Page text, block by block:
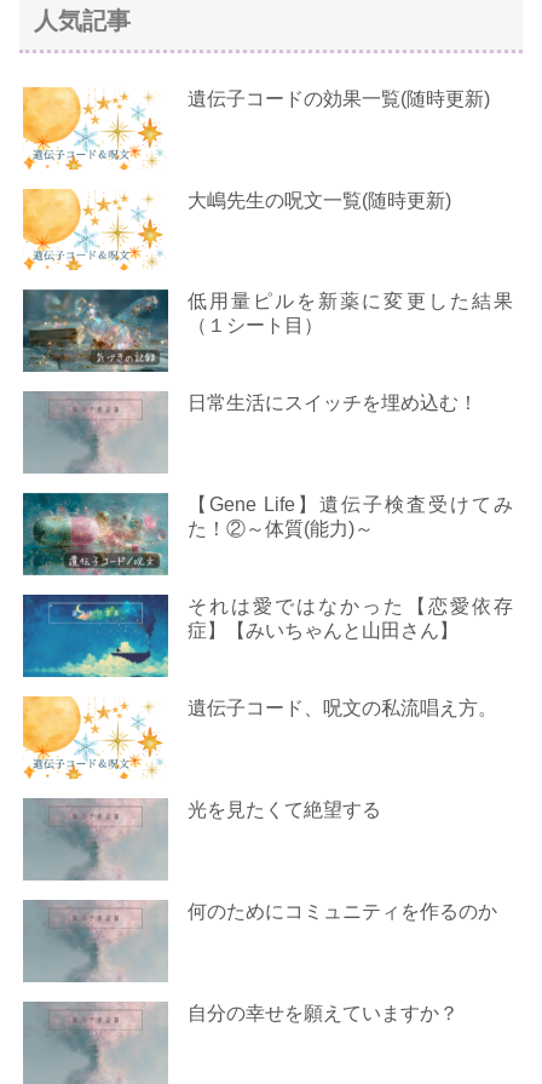
人気記事
遺伝子コードの効果一覧(随時更新)
大嶋先生の呪文一覧(随時更新)
低用量ピルを新薬に変更した結果
（１シート目）
日常生活にスイッチを埋め込む！
【Gene Life】遺伝子検査受けてみ
た！②～体質(能力)～
それは愛ではなかった【恋愛依存
症】【みいちゃんと山田さん】
遺伝子コード、呪文の私流唱え方。
光を見たくて絶望する
何のためにコミュニティを作るのか
自分の幸せを願えていますか？